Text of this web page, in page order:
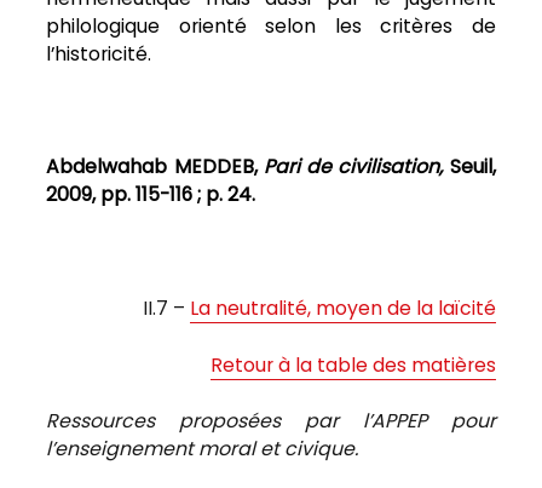
philologique orienté selon les critères de
l’historicité.
Abdelwahab MEDDEB, Pari de civilisation,Seuil,
2009, pp. 115-116 ; p. 24.
II.7 – La neutralité, moyen de la laïcité
Retour à la table des matières
Ressources proposées par l’APPEP pour
l’enseignement moral et civique.